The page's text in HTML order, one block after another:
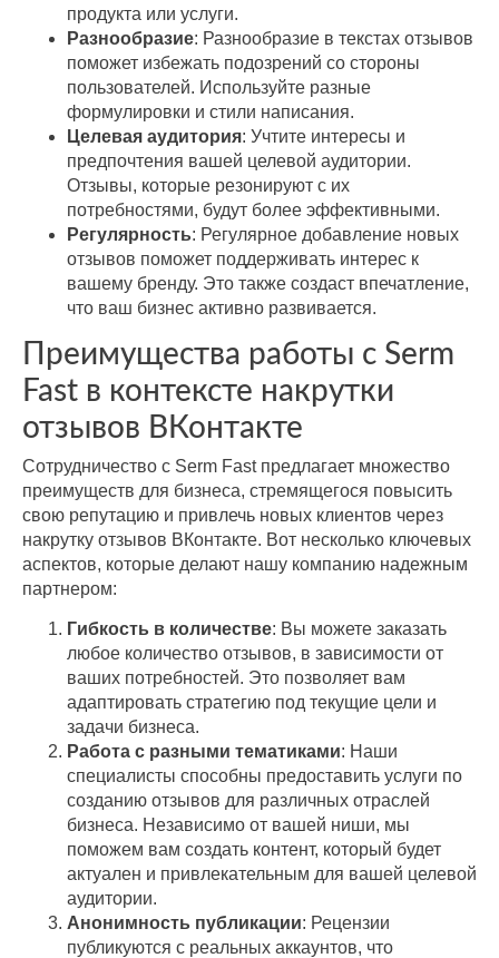
продукта или услуги.
Разнообразие: Разнообразие в текстах отзывов
поможет избежать подозрений со стороны
пользователей. Используйте разные
формулировки и стили написания.
Целевая аудитория: Учтите интересы и
предпочтения вашей целевой аудитории.
Отзывы, которые резонируют с их
потребностями, будут более эффективными.
Регулярность: Регулярное добавление новых
отзывов поможет поддерживать интерес к
вашему бренду. Это также создаст впечатление,
что ваш бизнес активно развивается.
Преимущества работы с Serm
Fast в контексте накрутки
отзывов ВКонтакте
Сотрудничество с Serm Fast предлагает множество
преимуществ для бизнеса, стремящегося повысить
свою репутацию и привлечь новых клиентов через
накрутку отзывов ВКонтакте. Вот несколько ключевых
аспектов, которые делают нашу компанию надежным
партнером:
Гибкость в количестве: Вы можете заказать
любое количество отзывов, в зависимости от
ваших потребностей. Это позволяет вам
адаптировать стратегию под текущие цели и
задачи бизнеса.
Работа с разными тематиками: Наши
специалисты способны предоставить услуги по
созданию отзывов для различных отраслей
бизнеса. Независимо от вашей ниши, мы
поможем вам создать контент, который будет
актуален и привлекательным для вашей целевой
аудитории.
Анонимность публикации: Рецензии
публикуются с реальных аккаунтов, что